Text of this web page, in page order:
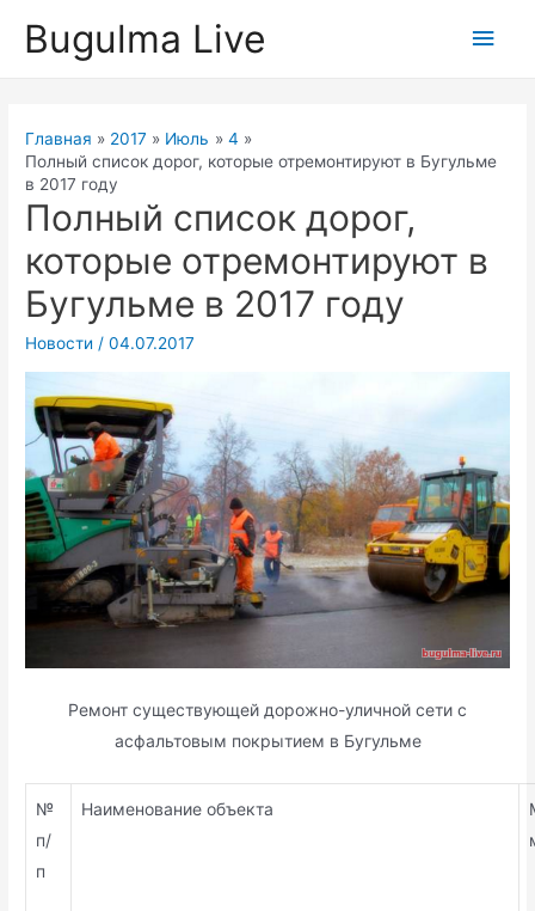
Bugulma Live
Главная 2017 Июль
4
Полный список дорог, которые отремонтируют в Бугульме
в 2017 году
Полный список дорог,
которые отремонтируют в
Бугульме в 2017 году
Новости /04.07.2017
Ремонт существующей дорожно-уличной сети с
асфальтовым покрытием в Бугульме
№
п/
п
Наименование объекта